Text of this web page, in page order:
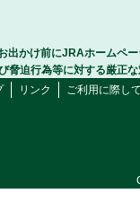
出かけ前にJRAホームペ
脅迫行為等に対する厳正
リンク ご利用に際し